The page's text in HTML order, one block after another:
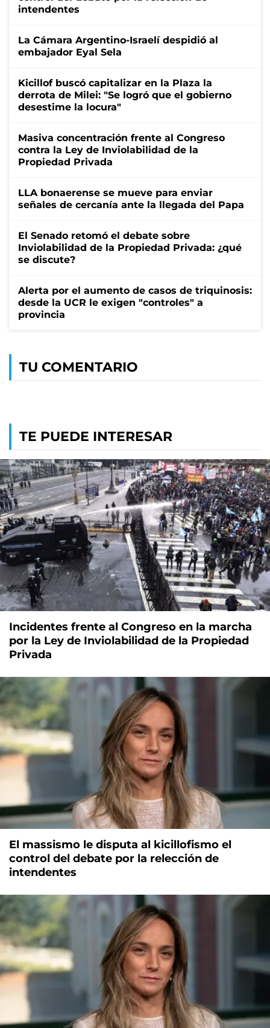
intendentes
La Cámara Argentino-Israelí despidió al
embajador Eyal Sela
Kicillof buscó capitalizar en la Plaza la
derrota de Milei: "Se logró que el gobierno
desestime la locura"
Masiva concentración frente al Congreso
contra la Ley de Inviolabilidad de la
Propiedad Privada
LLA bonaerense se mueve para enviar
señales de cercanía ante la llegada del Papa
El Senado retomó el debate sobre
Inviolabilidad de la Propiedad Privada: ¿qué
se discute?
Alerta por el aumento de casos de triquinosis:
desde la UCR le exigen "controles" a
provincia
TU COMENTARIO
TE PUEDE INTERESAR
Incidentes frente al Congreso en la marcha
por la Ley de Inviolabilidad de la Propiedad
Privada
El massismo le disputa al kicillofismo el
control del debate por la relección de
intendentes